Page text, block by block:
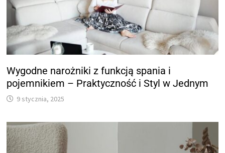
Wygodne narożniki z funkcją spania i
pojemnikiem – Praktyczność i Styl w Jednym
9 stycznia, 2025